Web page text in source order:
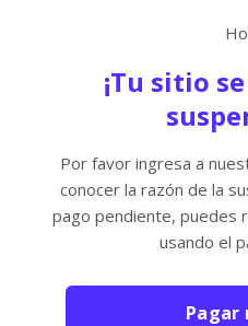
¡Tu sitio
Por favor ingresa a
conocer la razón de la
pago pendiente, puedes
usando el
Pagar